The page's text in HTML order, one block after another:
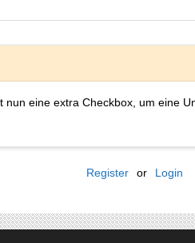
eine extra Checkbox, um eine
Register or Login